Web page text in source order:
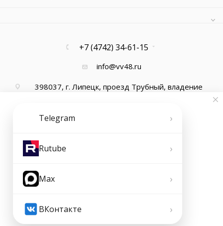
В КОРЗИНУ
+7 (4742) 34-61-15
info@vv48.ru
398037, г. Липецк, проезд Трубный, владение
2026 © ООО "Ваша Вода"
Telegram ›
Rutube ›
Max ›
ВКонтакте ›